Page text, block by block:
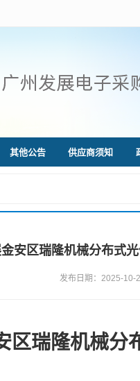
其他公告 供应商须知
安区瑞隆机械分布式
发布日期：2025-10-
区瑞隆机械分